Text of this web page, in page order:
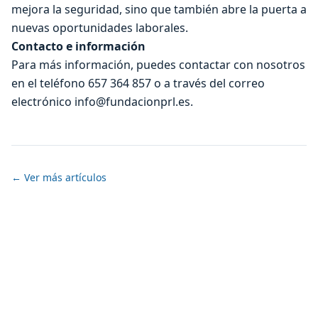
mejora la seguridad, sino que también abre la puerta a
nuevas oportunidades laborales.
Contacto e información
Para más información, puedes contactar con nosotros
en el teléfono 657 364 857 o a través del correo
electrónico info@fundacionprl.es.
← Ver más artículos